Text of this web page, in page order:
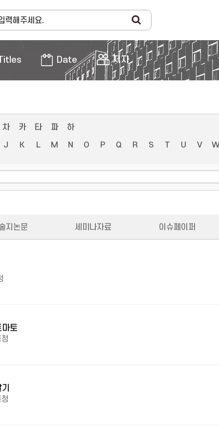
Date 저자
차 카 타 파
하
J K L M N O P Q R S T U V
지논문 세미나자료 이슈페이퍼
토